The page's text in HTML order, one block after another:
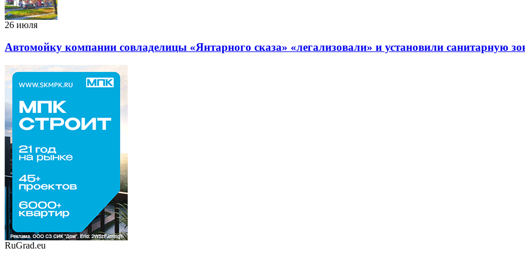
26 июля
Автомойку компании совладелицы «Янтарного сказа» «легализовали» и установили санитарную
RuGrad.eu